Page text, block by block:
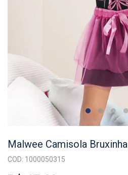
Malwee Camisola Bruxinha
COD: 1000050315